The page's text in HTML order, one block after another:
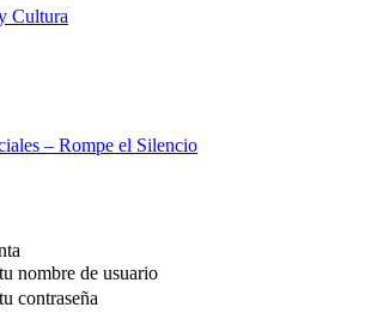
Cultura
– Rompe el Silencio
tu nombre de usuario
tu contraseña